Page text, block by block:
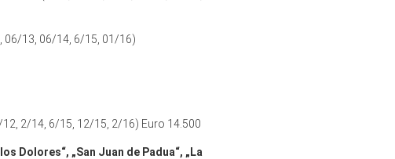
06/13, 06/14, 6/15, 01/16)
2/14, 6/15, 12/15, 2/16) Euro 14.500
Dolores“, „San Juan de Padua“, „La